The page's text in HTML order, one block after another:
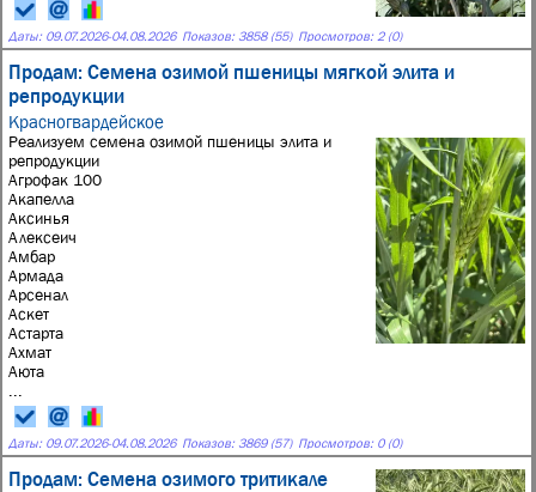
Даты: 09.07.2026-04.08.2026 Показов: 3858 (55) Просмотров: 2 (0)
Продам: Семена озимой пшеницы мягкой элита и
репродукции
Красногвардейское
Реализуем семена озимой пшеницы элита и
репродукции
Агрофак 100
Акапелла
Аксинья
Алексеич
Амбар
Армада
Арсенал
Аскет
Астарта
Ахмат
Аюта
Даты: 09.07.2026-04.08.2026 Показов: 3869 (57) Просмотров: 0 (0)
Продам: Семена озимого тритикале